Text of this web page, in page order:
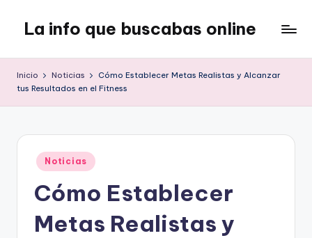
contenido
La info que buscabas online
para
Inicio Noticias
Cómo Establecer Metas Realistas y Alcanzar
tus Resultados en el Fitness
Publicado
en
Noticias
Cómo Establecer
Metas Realistas y